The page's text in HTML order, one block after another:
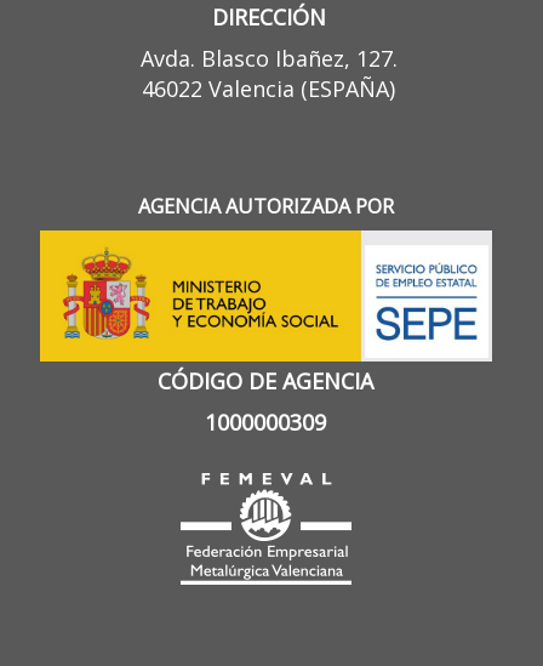
DIRECCIÓN
Avda. Blasco Ibañez, 127.
46022 Valencia (ESPAÑA)
AGENCIA AUTORIZADA POR
CÓDIGO DE AGENCIA
1000000309